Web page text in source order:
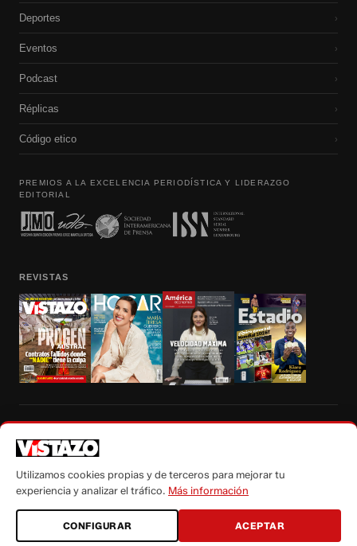
Deportes ›
Eventos ›
Podcast ›
Réplicas ›
Código etico ›
PREMIOS A LA EXCELENCIA PERIODÍSTICA Y LIDERAZGO
EDITORIAL
REVISTAS
autorización escrita de su titular, de todos los contenidos de Vistazo.com.
Utilizamos cookies propias y de terceros para mejorar tu
experiencia y analizar el tráfico. Más información
CONFIGURAR ACEPTAR